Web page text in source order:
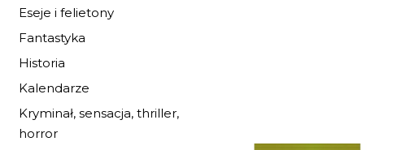
Eseje i felietony
Fantastyka
Historia
Kalendarze
Kryminał, sensacja, thriller,
horror